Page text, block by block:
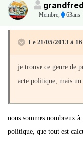
grandfred
Membre, 63ans
Le 21/05/2013 à
je trouve ce genre de
acte politique, mais
nous sommes nombreux à
politique, que tout est